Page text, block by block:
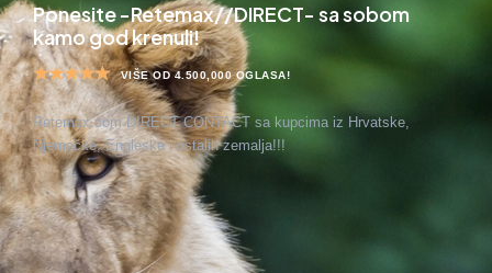
Ponesite -Retemax//DIRECT- sa sobom
kamo god krenuli!
VIŠE OD 4.500,000 OGLASA!
Retemax.com DIRECT CONTACT sa kupcima iz Hrvatske,
Njemačke, Engleske i ostalih zemalja!!!